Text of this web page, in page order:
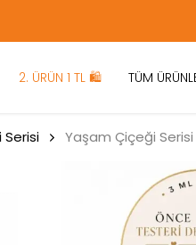
2. ÜRÜN 1 TL 🛍️ TÜM
Yaşam Çiçeği